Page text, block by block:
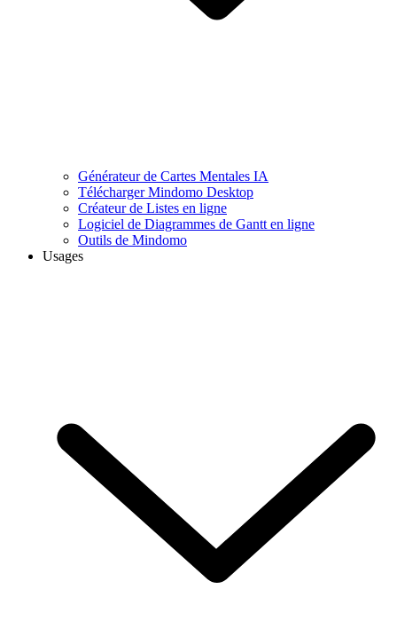
Générateur de Cartes Mentales IA
Télécharger Mindomo Desktop
Créateur de Listes en ligne
Logiciel de Diagrammes de Gantt en ligne
Outils de Mindomo
Usages